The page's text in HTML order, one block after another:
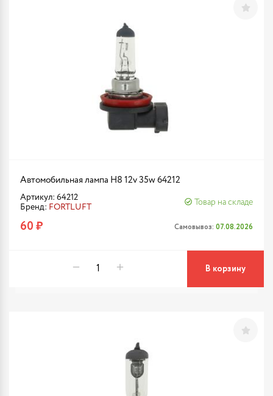
Автомобильная лампа H8 12v 35w 64212
Артикул: 64212
Бренд: FORTLUFT
Товар на складе
60 ₽ Самовывоз: 07.08.2026
В корзину